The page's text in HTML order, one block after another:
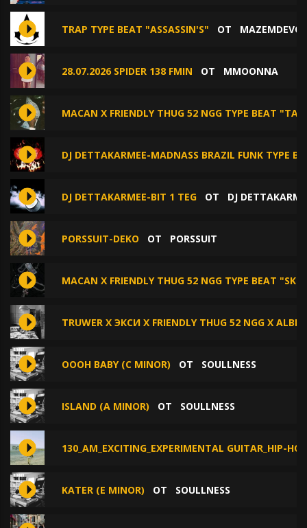
TRAP TYPE BEAT "ASSASSIN'S" ОТ MAZEMDEVOL
28.07.2026 SPIDER 138 FMIN ОТ MMOONNA
MACAN X FRIENDLY THUG 52 NGG TYPE BEAT
DJ DETTAKARMEE-MADNASS BRAZIL FUNK TYPE
DJ DETTAKARMEE-BIT 1 TEG ОТ DJ
PORSSUIT-DEKO ОТ PORSSUIT
MACAN X FRIENDLY THUG 52 NGG TYPE BEAT "SKII"
TRUWER X ЭКСИ X FRIENDLY THUG 52 NGG X
OOOH BABY (C MINOR) ОТ SOULLNESS
ISLAND (A MINOR) ОТ SOULLNESS
130_AM_EXCITING_EXPERIMENTAL GUITAR_HIP-
KATER (E MINOR) ОТ SOULLNESS